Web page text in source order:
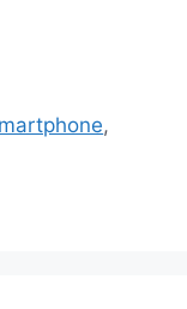
,